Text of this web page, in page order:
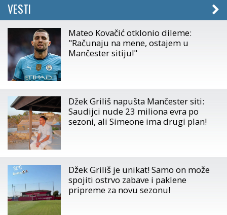
VESTI
Mateo Kovačić otklonio dileme:
"Računaju na mene, ostajem u
Mančester sitiju!"
Džek Griliš napušta Mančester siti:
Saudijci nude 23 miliona evra po
sezoni, ali Simeone ima drugi plan!
Džek Griliš je unikat! Samo on može
spojiti ostrvo zabave i paklene
pripreme za novu sezonu!